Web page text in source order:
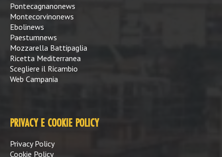
Pontecagnanonews
Montecorvinonews
Ebolinews
Paestumnews
Mozzarella Battipaglia
Ricetta Mediterranea
Scegliere il Ricambio
Web Campania
PRIVACY E COOKIE POLICY
Privacy Policy
Cookie Policy